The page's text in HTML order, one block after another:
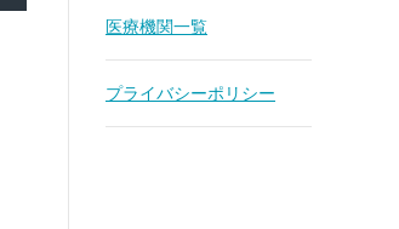
医療機関一覧
プライバシーポリシー